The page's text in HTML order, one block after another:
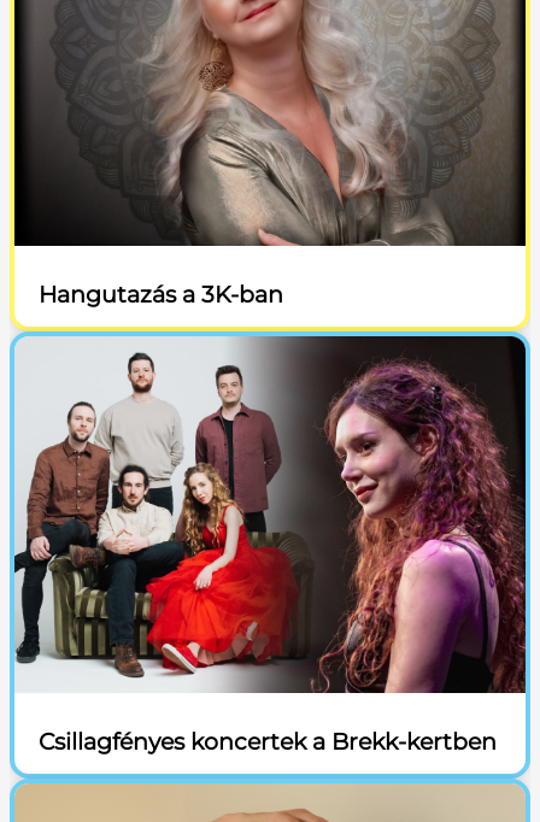
Hangutazás a 3K-ban
Csillagfényes koncertek a Brekk-kertben